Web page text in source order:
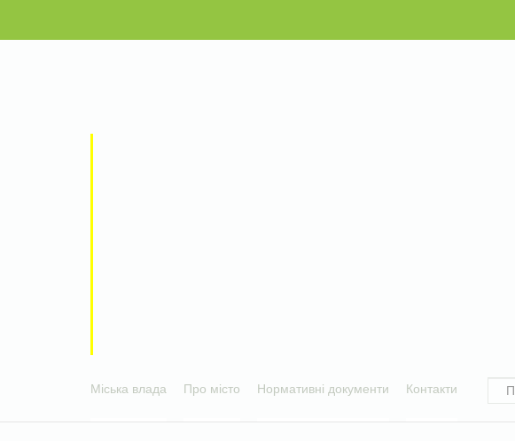
Міська влада Про місто Нормативні документи Контакти